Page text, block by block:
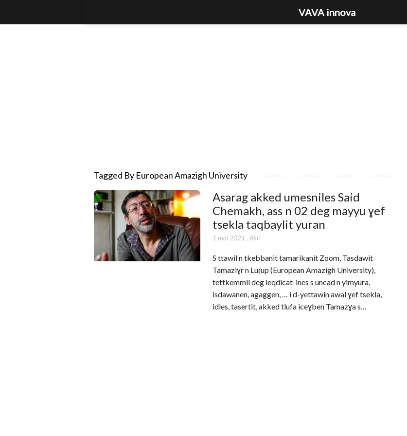
Tagged By European Amazigh University
Asarag akked umesniles Said
Chemakh, ass n 02 deg mayyu ɣef
tsekla taqbaylit yuran
1 mai 2021 , Akli
S ttawil n tkebbanit tamarikanit Zoom, Tasdawit
Tamaziɣr n Luṛup (European Amazigh University),
tettkemmil deg leqdicat-ines s uncad n yimyura,
isdawanen, agaggen, … i d-yettawin awal ɣef tsekla,
idles, tasertit, akked tlufa iceɣben Tamazɣa s…
VAVA innova